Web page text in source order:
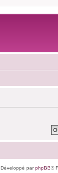
Développé parphpBB®